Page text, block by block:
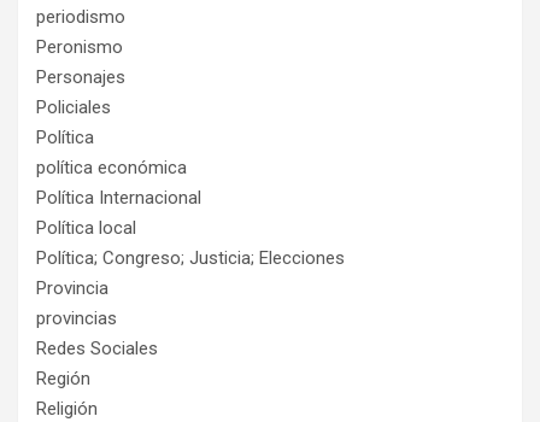
periodismo
Peronismo
Personajes
Policiales
Política
política económica
Política Internacional
Política local
Política; Congreso; Justicia; Elecciones
Provincia
provincias
Redes Sociales
Región
Religión